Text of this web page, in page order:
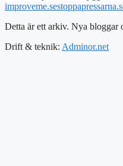
improveme.se
Detta är ett arkiv. Nya bloggar
Drift & teknik: Adminor.net